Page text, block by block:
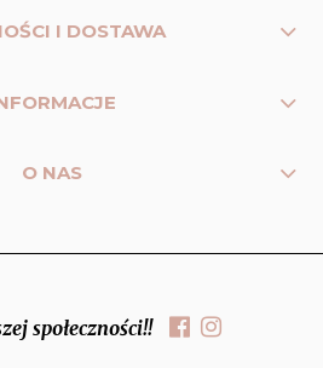
I DOSTAWA
O NAS
społeczności!!